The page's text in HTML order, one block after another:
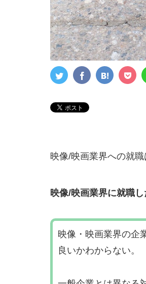
映像/映画業界への就
映像/映画業界に就職し
映像・映画業界の企
良いかわからない。